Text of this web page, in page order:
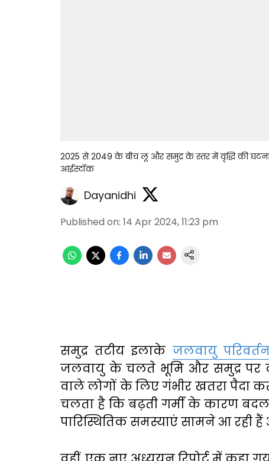
2025 से 2049 के बीच लू और समुद्र के स्तर में वृद्धि की
आईस्टॉक
Dayanidhi
Published on: 14 Apr 2024, 11:23 pm
समुद्र तटीय इलाके जलवायु
जलवायु के चलते भूमि और समुद्र पर
वाले लोगों के लिए गंभीर खतरा पैदा
चलता है कि बढ़ती गर्मी के कारण
पारिस्थितिक समस्याएं सामने आ रही हैं